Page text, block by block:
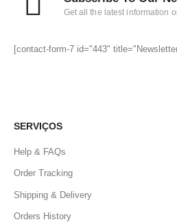
Get all the latest information
[contact-form-7 id="443"
SERVIÇOS
Help & FAQs
Order Tracking
Shipping & Delivery
Orders History